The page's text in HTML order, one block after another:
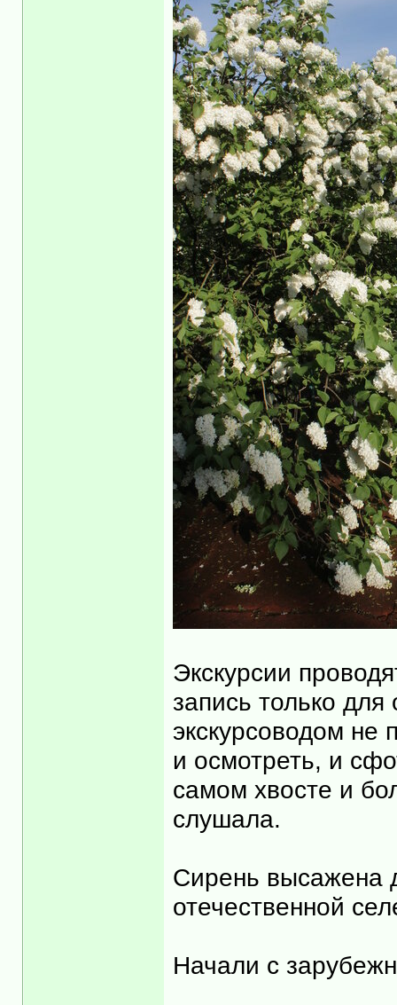
Экскурсии
запись только для
экскурсоводом не
и осмотреть, и
самом хвосте и
слушала.
Сирень высажена
отечественной
Начали с